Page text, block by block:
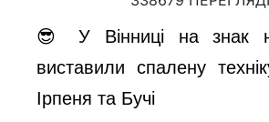
😎 У Вінниці на знак
виставили спалену
Ірпеня та Бучі